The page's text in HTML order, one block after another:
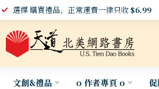
選擇 購買禮品，正常運費一律只收 $6.99
文創&禮品 o 作者專頁 o